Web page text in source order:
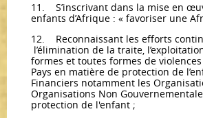
11. S’inscrivant dans la mise en
enfants d’Afrique : « favoriser une
12. Reconnaissant les efforts
l’élimination de la traite,
formes et toutes formes de
Pays en matière de protection de
Financiers notamment les
Organisations Non
protection de l'enfant ;